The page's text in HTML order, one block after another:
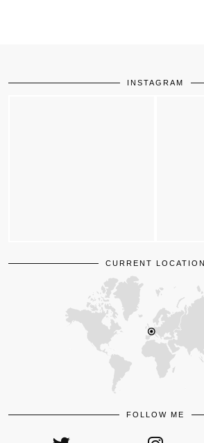
INSTAGRAM
CURRENT LOCATION
FOLLOW ME